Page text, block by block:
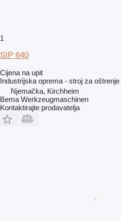
1
SIP 640
Cijena na upit
Industrijska oprema - stroj za oštrenje
Njemačka, Kirchheim
Bema Werkzeugmaschinen
Kontaktirajte prodavatelja